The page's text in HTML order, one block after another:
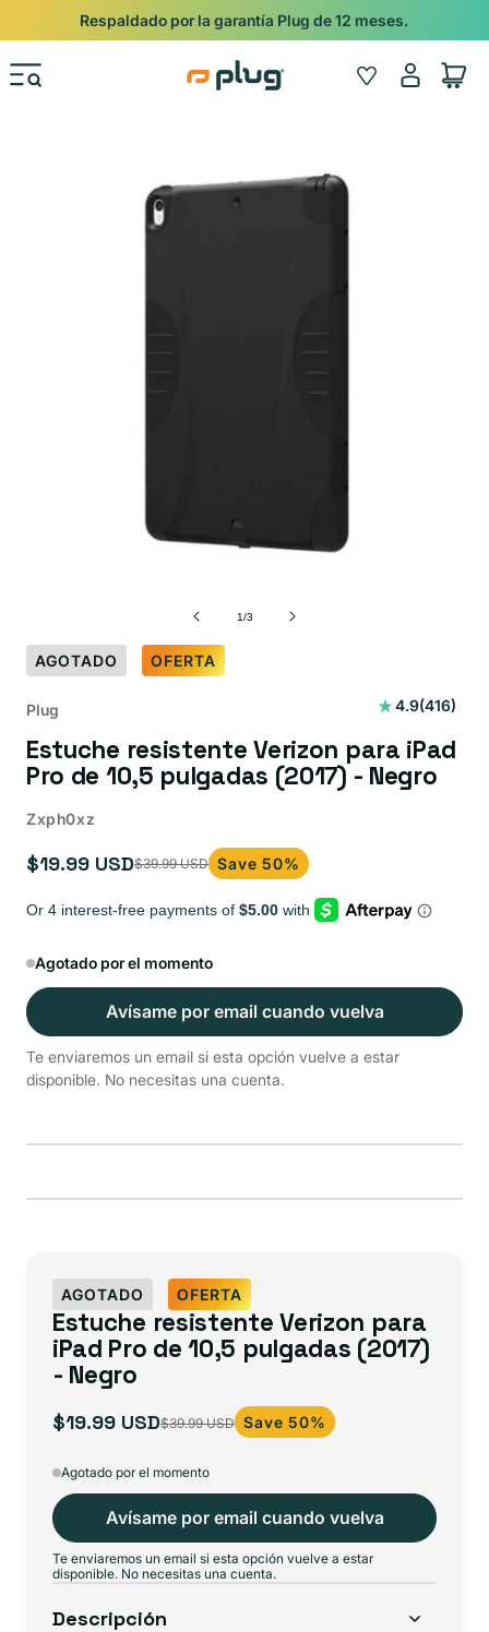
Ir al contenido
Respaldado por la garantía Plug de 12 meses.
Wishlist
Iniciar
sesión
Carrito
1/de
3
AGOTADO OFERTA
Plug 4.9(416)
416
totales
Estuche resistente Verizon para iPad
Pro de 10,5 pulgadas (2017) - Negro
Zxph0xz
Precio
oferta
$19.99 USD
Precio
$39.99 USD Save 50%
Agotado por el momento
Avísame por email cuando vuelva
Te enviaremos un email si esta opción vuelve a estar
disponible. No necesitas una cuenta.
AGOTADO OFERTA
Estuche resistente Verizon para
iPad Pro de 10,5 pulgadas (2017)
- Negro
Precio
oferta
$19.99 USD
Precio
$39.99 USD Save 50%
Agotado por el momento
Avísame por email cuando vuelva
Te enviaremos un email si esta opción vuelve a estar
disponible. No necesitas una cuenta.
Descripción